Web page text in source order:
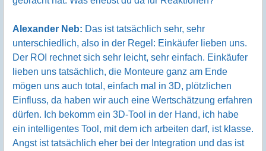
Alexander Neb: Das ist tatsächlich sehr, sehr
unterschiedlich, also in der Regel: Einkäufer lieben uns.
Der ROI rechnet sich sehr leicht, sehr einfach. Einkäufer
lieben uns tatsächlich, die Monteure ganz am Ende
mögen uns auch total, einfach mal in 3D, plötzlichen
Einfluss, da haben wir auch eine Wertschätzung erfahren
dürfen. Ich bekomm ein 3D-Tool in der Hand, ich habe
ein intelligentes Tool, mit dem ich arbeiten darf, ist klasse.
Angst ist tatsächlich eher bei der Integration und das ist